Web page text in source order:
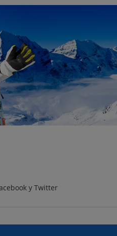
y Twitter